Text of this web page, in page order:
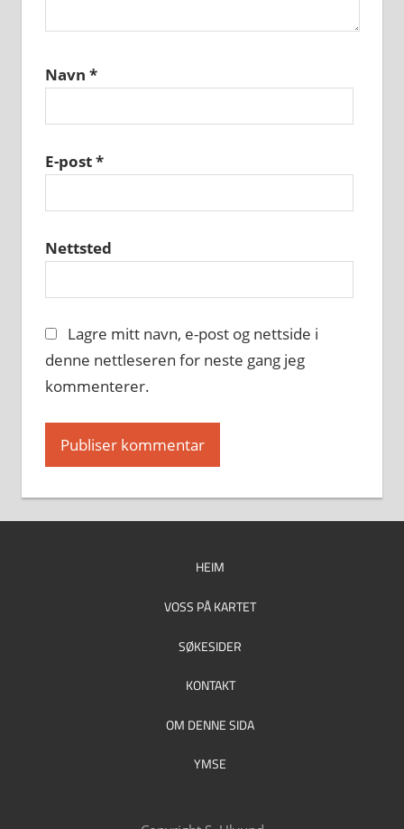
Navn *
E-post*
Nettsted
Lagre mitt navn, e-post og nettside i
denne nettleseren for neste gang jeg
kommenterer.
HEIM
VOSS PÅ KARTET
SØKESIDER
KONTAKT
OM DENNE SIDA
YMSE